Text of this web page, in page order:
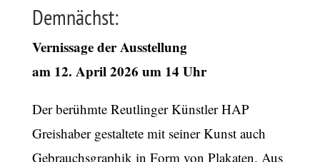
Demnächst:
Vernissage der Ausstellung
am 12. April 2026 um 14 Uhr
Der berühmte Reutlinger Künstler HAP
Greishaber gestaltete mit seiner Kunst auch
Gebrauchsgraphik in Form von Plakaten. Aus